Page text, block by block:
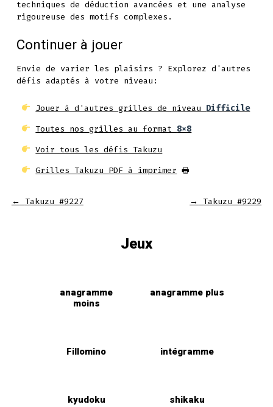
techniques de déduction avancées et une analyse
rigoureuse des motifs complexes.
Continuer à jouer
Envie de varier les plaisirs ? Explorez d'autres
défis adaptés à votre niveau:
Jouer à d'autres grilles de niveau Difficile
Toutes nos grilles au format 8x8
Voir tous les défis Takuzu
Grilles Takuzu PDF à imprimer 🖶
← Takuzu #9227 → Takuzu #9229
Jeux
anagramme
moins
anagramme plus
Fillomino intégramme
kyudoku shikaku